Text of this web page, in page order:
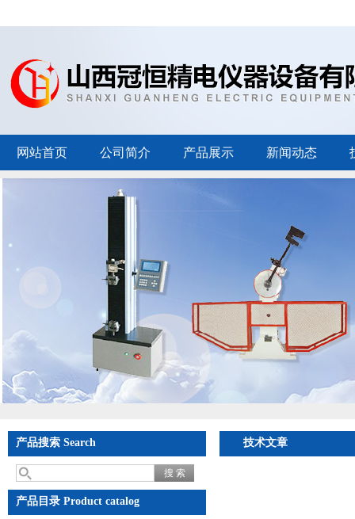
网站首页 公司简介 产品展示 新闻动态
产品搜索 Search
产品目录 Product catalog
技术文章